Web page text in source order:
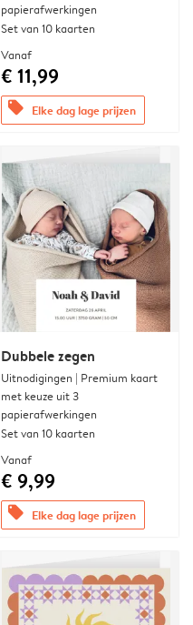
papierafwerkingen
Set van 10 kaarten
Vanaf
€ 11,99
offers Elke dag lage prijzen
Dubbele zegen
Uitnodigingen | Premium kaart
met keuze uit 3
papierafwerkingen
Set van 10 kaarten
Vanaf
€ 9,99
offers Elke dag lage prijzen